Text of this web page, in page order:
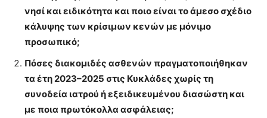
νησί και ειδικότητα και ποιο είναι το άμεσο σχέδιο
κάλυψης των κρίσιμων κενών με μόνιμο
προσωπικό;
Πόσες διακομιδές ασθενών πραγματοποιήθηκαν
τα έτη 2023–2025 στις Κυκλάδες χωρίς τη
συνοδεία ιατρού ή εξειδικευμένου διασώστη και
με ποια πρωτόκολλα ασφάλειας;